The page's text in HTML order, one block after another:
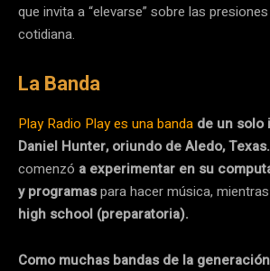
que invita a “elevarse” sobre las
cotidiana.
La Banda
Play Radio Playes una banda de un solo
Daniel Hunter, oriundo de Aledo, Texas.
comenzó a experimentar en su
y programaspara hacer música, mientras
high school (preparatoria).
Como muchas bandas de la